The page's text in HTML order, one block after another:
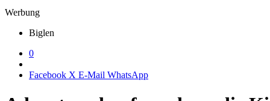
Werbung
Biglen
0
Facebook X E-Mail WhatsApp